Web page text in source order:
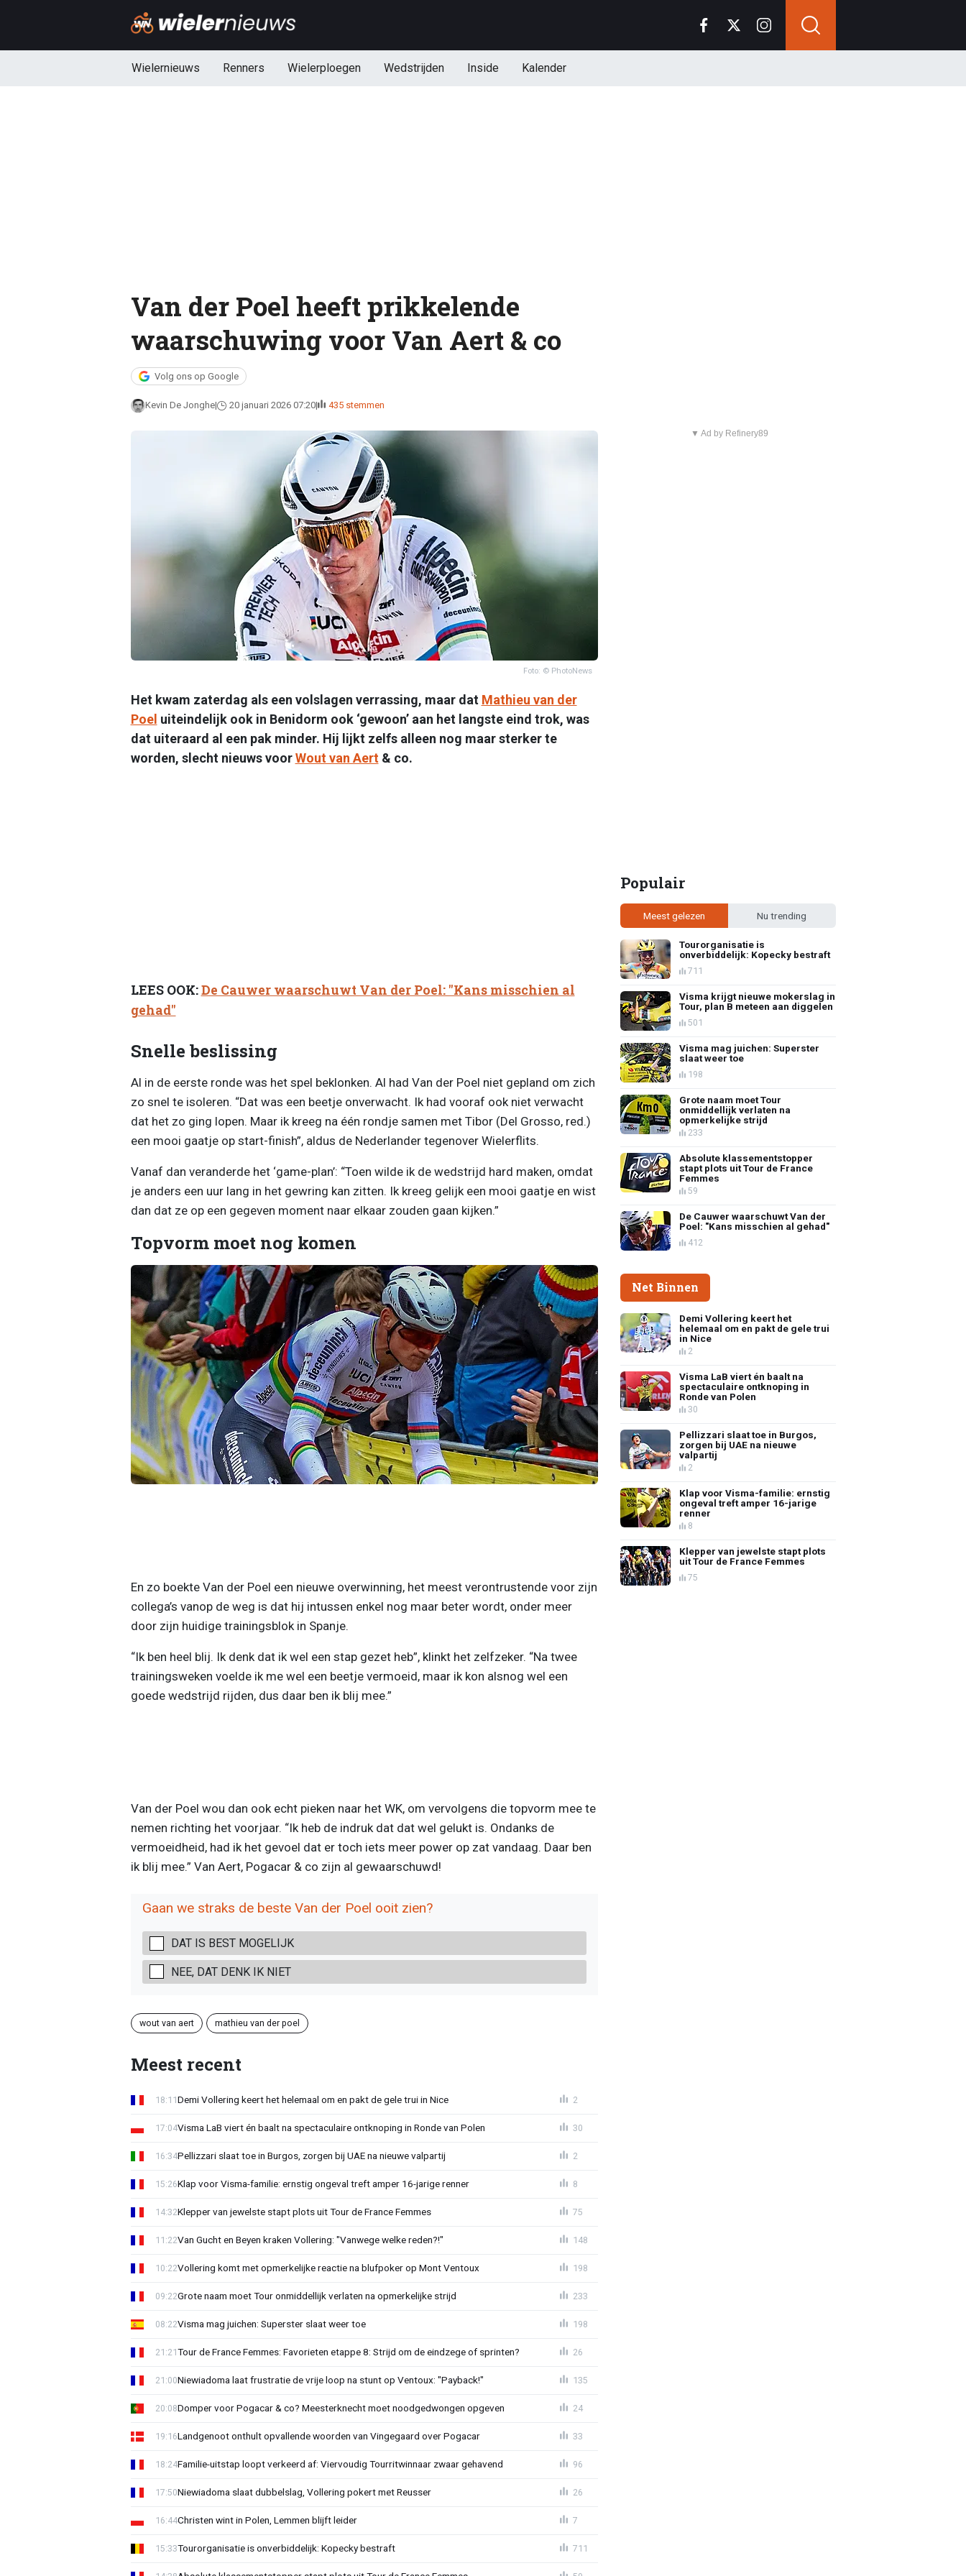
Wielernieuws Renners Wielerploegen Wedstrijden Inside Kalender
Van der Poel heeft prikkelende
waarschuwing voor Van Aert & co
Volg ons op Google
Kevin De Jonghe 20 januari 2026 07:20 435 stemmen
Foto: © PhotoNews
Het kwam zaterdag als een volslagen verrassing, maar dat Mathieu van der
Poel uiteindelijk ook in Benidorm ook ‘gewoon’ aan het langste eind trok, was
dat uiteraard al een pak minder. Hij lijkt zelfs alleen nog maar sterker te
worden, slecht nieuws voorWout van Aert& co.
LEES OOK:De Cauwer waarschuwt Van der Poel: "Kans misschien al
gehad"
Snelle beslissing
Al in de eerste ronde was het spel beklonken. Al had Van der Poel niet gepland om zich
zo snel te isoleren. “Dat was een beetje onverwacht. Ik had vooraf ook niet verwacht
dat het zo ging lopen. Maar ik kreeg na één rondje samen met Tibor (Del Grosso, red.)
een mooi gaatje op start-finish”, aldus de Nederlander tegenover Wielerflits.
Vanaf dan veranderde het ‘game-plan’: “Toen wilde ik de wedstrijd hard maken, omdat
je anders een uur lang in het gewring kan zitten. Ik kreeg gelijk een mooi gaatje en wist
dan dat ze op een gegeven moment naar elkaar zouden gaan kijken.”
Topvorm moet nog komen
En zo boekte Van der Poel een nieuwe overwinning, het meest verontrustende voor zijn
collega’s vanop de weg is dat hij intussen enkel nog maar beter wordt, onder meer
door zijn huidige trainingsblok in Spanje.
“Ik ben heel blij. Ik denk dat ik wel een stap gezet heb”, klinkt het zelfzeker. “Na twee
trainingsweken voelde ik me wel een beetje vermoeid, maar ik kon alsnog wel een
goede wedstrijd rijden, dus daar ben ik blij mee.”
Van der Poel wou dan ook echt pieken naar het WK, om vervolgens die topvorm mee te
nemen richting het voorjaar. “Ik heb de indruk dat dat wel gelukt is. Ondanks de
vermoeidheid, had ik het gevoel dat er toch iets meer power op zat vandaag. Daar ben
ik blij mee.” Van Aert, Pogacar & co zijn al gewaarschuwd!
Gaan we straks de beste Van der Poel ooit zien?
DAT IS BEST MOGELIJK
NEE, DAT DENK IK NIET
wout van aert mathieu van der poel
Meest recent
Demi Vollering keert het helemaal om en pakt de gele trui in Nice
18:11 2
Visma LaB viert én baalt na spectaculaire ontknoping in Ronde van Polen
17:04 30
Pellizzari slaat toe in Burgos, zorgen bij UAE na nieuwe valpartij
16:34 2
Klap voor Visma-familie: ernstig ongeval treft amper 16-jarige renner
15:26 8
Klepper van jewelste stapt plots uit Tour de France Femmes
14:32 75
Van Gucht en Beyen kraken Vollering: "Vanwege welke reden?!"
11:22 148
Vollering komt met opmerkelijke reactie na blufpoker op Mont Ventoux
10:22 198
Grote naam moet Tour onmiddellijk verlaten na opmerkelijke strijd
09:22 233
Visma mag juichen: Superster slaat weer toe
08:22 198
Tour de France Femmes: Favorieten etappe 8: Strijd om de eindzege of sprinten?
21:21 26
Niewiadoma laat frustratie de vrije loop na stunt op Ventoux: "Payback!"
21:00 135
Domper voor Pogacar & co? Meesterknecht moet noodgedwongen opgeven
20:08 24
Landgenoot onthult opvallende woorden van Vingegaard over Pogacar
19:16 33
Familie-uitstap loopt verkeerd af: Viervoudig Tourritwinnaar zwaar gehavend
18:24 96
Niewiadoma slaat dubbelslag, Vollering pokert met Reusser
17:50 26
Christen wint in Polen, Lemmen blijft leider
16:44 7
Tourorganisatie is onverbiddelijk: Kopecky bestraft
15:33 711
▼ Ad by Refinery89
Populair
Meest gelezen Nu trending
Tourorganisatie is
onverbiddelijk: Kopecky bestraft
711
Visma krijgt nieuwe mokerslag in
Tour, plan B meteen aan diggelen
501
Visma mag juichen: Superster
slaat weer toe
198
Grote naam moet Tour
onmiddellijk verlaten na
opmerkelijke strijd
233
Absolute klassementstopper
stapt plots uit Tour de France
Femmes
59
De Cauwer waarschuwt Van der
Poel: "Kans misschien al gehad"
412
Net Binnen
Demi Vollering keert het
helemaal om en pakt de gele trui
in Nice
2
Visma LaB viert én baalt na
spectaculaire ontknoping in
Ronde van Polen
30
Pellizzari slaat toe in Burgos,
zorgen bij UAE na nieuwe
valpartij
2
Klap voor Visma-familie: ernstig
ongeval treft amper 16-jarige
renner
8
Klepper van jewelste stapt plots
uit Tour de France Femmes
75